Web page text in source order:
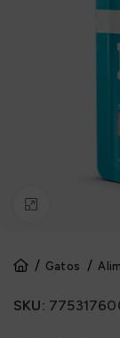
Gatos
SKU: